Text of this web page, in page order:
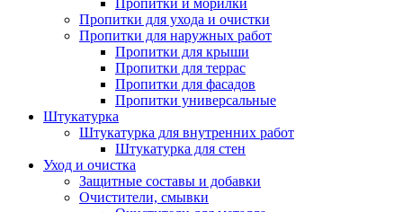
Пропитки и морилки
Пропитки для ухода и очистки
Пропитки для наружных работ
Пропитки для крыши
Пропитки для террас
Пропитки для фасадов
Пропитки универсальные
Штукатурка
Штукатурка для внутренних работ
Штукатурка для стен
Уход и очистка
Защитные составы и добавки
Очистители, смывки